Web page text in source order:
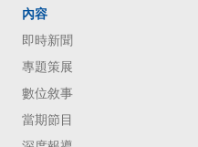
內容
即時新聞
專題策展
數位敘事
當期節目